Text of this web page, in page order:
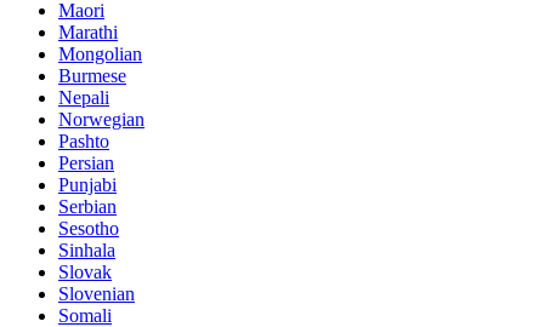
Maori
Marathi
Mongolian
Burmese
Nepali
Norwegian
Pashto
Persian
Punjabi
Serbian
Sesotho
Sinhala
Slovak
Slovenian
Somali